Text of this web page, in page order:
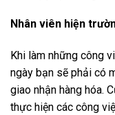
Nhân viên hiện
Khi làm những công
ngày bạn sẽ phải có
giao nhận hàng hóa.
thực hiện các công